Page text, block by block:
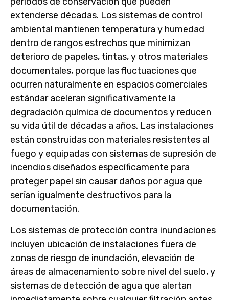
extenderse décadas. Los sistemas de control
ambiental mantienen temperatura y humedad
dentro de rangos estrechos que minimizan
deterioro de papeles, tintas, y otros materiales
documentales, porque las fluctuaciones que
ocurren naturalmente en espacios comerciales
estándar aceleran significativamente la
degradación química de documentos y reducen
su vida útil de décadas a años. Las instalaciones
están construidas con materiales resistentes al
fuego y equipadas con sistemas de supresión de
incendios diseñados específicamente para
proteger papel sin causar daños por agua que
serían igualmente destructivos para la
documentación.
Los sistemas de protección contra inundaciones
incluyen ubicación de instalaciones fuera de
zonas de riesgo de inundación, elevación de
áreas de almacenamiento sobre nivel del suelo, y
sistemas de detección de agua que alertan